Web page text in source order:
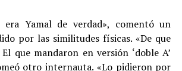
Yamal de verdad», comentó un
por las similitudes físicas. «De que
que mandaron en versión ‘doble A’
otro internauta. «Lo pidieron por